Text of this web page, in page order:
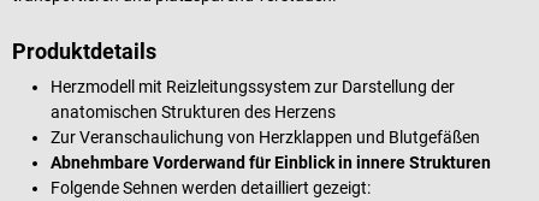
Produktdetails
Herzmodell mit Reizleitungssystem zur Darstellung der
anatomischen Strukturen des Herzens
Zur Veranschaulichung von Herzklappen und Blutgefäßen
Abnehmbare Vorderwand für Einblick in innere Strukturen
Folgende Sehnen werden detailliert gezeigt: